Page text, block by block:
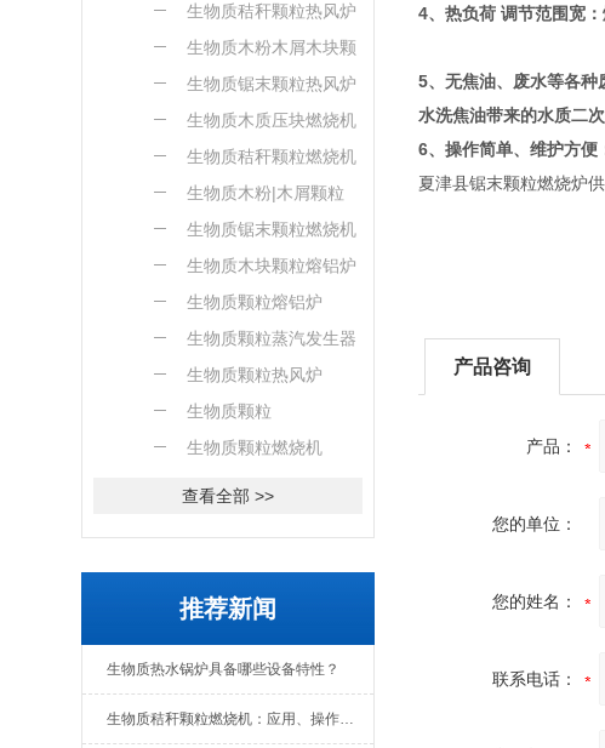
生物质秸秆颗粒热风炉
生物质木粉木屑木块颗
粒热风炉
生物质锯末颗粒热风炉
生物质木质压块燃烧机
生物质秸秆颗粒燃烧机
生物质木粉|木屑颗粒
燃烧机
生物质锯末颗粒燃烧机
生物质木块颗粒熔铝炉
生物质颗粒熔铝炉
生物质颗粒蒸汽发生器
生物质颗粒热风炉
生物质颗粒
生物质颗粒燃烧机
查看全部 >>
推荐新闻
生物质热水锅炉具备哪些设备特性？
生物质秸秆颗粒燃烧机：应用、操作与日常维护全解析
4、热负荷 调节范围宽
5、无焦油、废水等各种
水洗焦油带来的水质二次
6、操作简单、维护方便
夏津县锯末颗粒燃烧炉
产品咨询
产品：
您的单位：
您的姓名：
联系电话：